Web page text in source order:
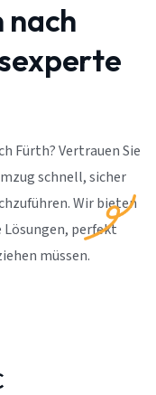
nach
Fürth? Vertrauen Sie
schnell, sicher
Wir bieten
perfekt
müssen.